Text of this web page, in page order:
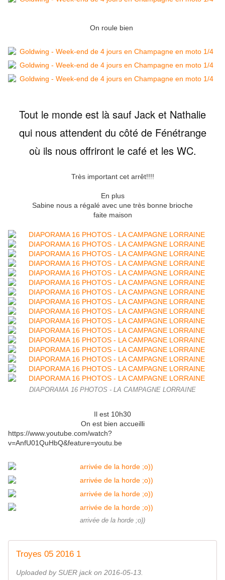
On roule bien
Tout le monde est là sauf Jack et Nathalie
qui nous attendent du côté de Fénétrange
où ils nous offriront le café et les WC.
Très important cet arrêt!!!!
En plus
Sabine nous a régalé avec une très bonne brioche
faite maison
DIAPORAMA 16 PHOTOS - LA CAMPAGNE LORRAINE
Il est 10h30
On est bien accueilli
https://www.youtube.com/watch?
v=AnfU01QuHbQ&feature=youtu.be
arrivée de la horde ;o))
Troyes 05 2016 1
Uploaded by SUER jack on 2016-05-13.